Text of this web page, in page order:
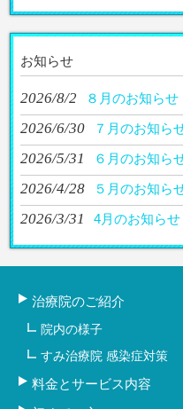
お知らせ
2026/8/2 ８月のお知らせ
2026/6/30 ７月のお知ら
2026/5/31 ６月のお知ら
2026/4/28 ５月のお知ら
2026/3/31 4月のお知らせ
治療院のご紹介
院内の様子
すみ治療院 感染症対策
料金とサービス内容